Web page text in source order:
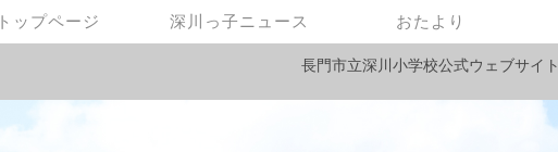
長門市立深川小学校公式ウェブサイト
トップページ 深川っ子ニュース おたより